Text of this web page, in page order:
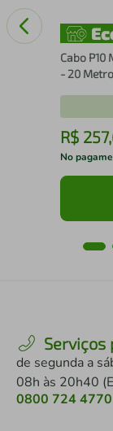
Cabo P10
- 20
R$ 257,
No
Serviços
de segunda a
08h às 20h40
0800 724 4770